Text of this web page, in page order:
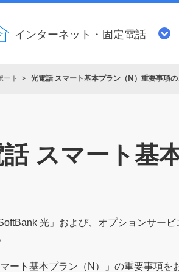
インターネット・固定電話
ート 光電話 スマート基本プラン（N）重要事項
スマート基
光」および、オプションサー
マート基本プラン（N）」の重要事項